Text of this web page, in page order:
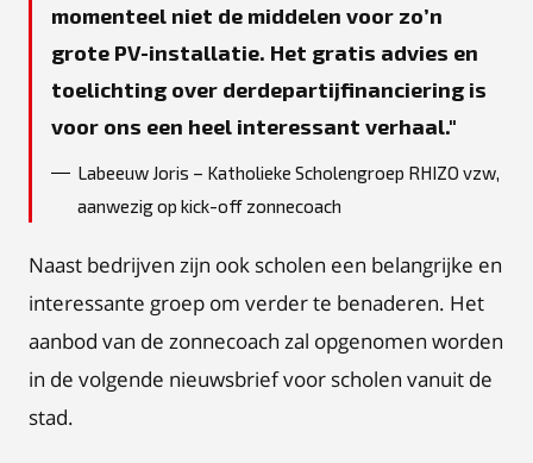
momenteel niet de middelen voor zo’n
grote PV-installatie. Het gratis advies en
toelichting over derdepartijfinanciering is
voor ons een heel interessant verhaal.
Labeeuw Joris – Katholieke Scholengroep RHIZO vzw,
aanwezig op kick-off zonnecoach
Naast bedrijven zijn ook scholen een belangrijke en
interessante groep om verder te benaderen. Het
aanbod van de zonnecoach zal opgenomen worden
in de volgende nieuwsbrief voor scholen vanuit de
stad.